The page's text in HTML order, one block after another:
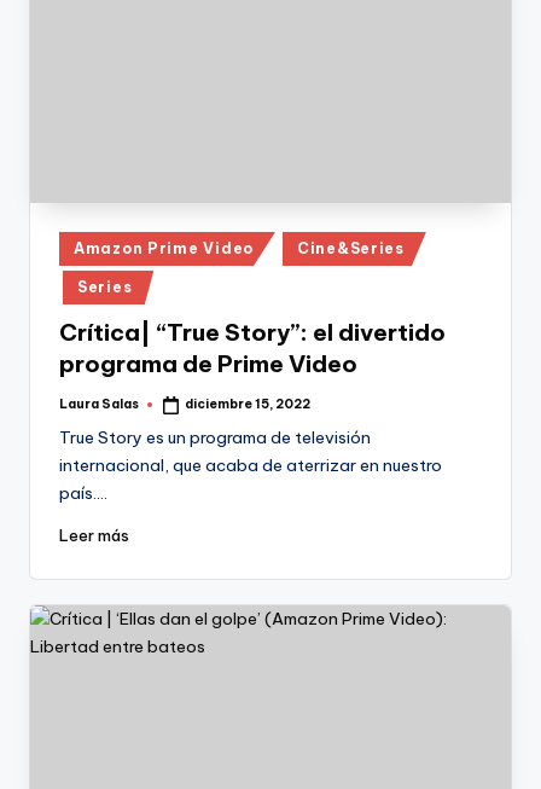
Publicado
en
Amazon Prime Video Cine&Series
Series
Crítica| “True Story”: el divertido
programa de Prime Video
Publicado
Laura Salas diciembre 15, 2022
True Story es un programa de televisión
internacional, que acaba de aterrizar en nuestro
país.…
Leer más